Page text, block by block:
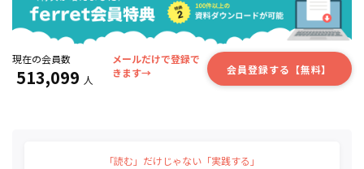
現在の会員数
513,099 人
メールだけで登録で
きます→
会員登録する【無料】
「読む」だけじゃない「実践する」